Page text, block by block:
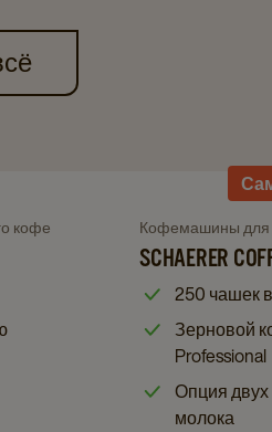
кофе
Navigate
Coffee
Soul
12
details
page
Navigate
to
Coffee
Soul
details
page
Кофемашины для
SCHAERER
250 чашек
Зерновой
Professional
Опция
молока